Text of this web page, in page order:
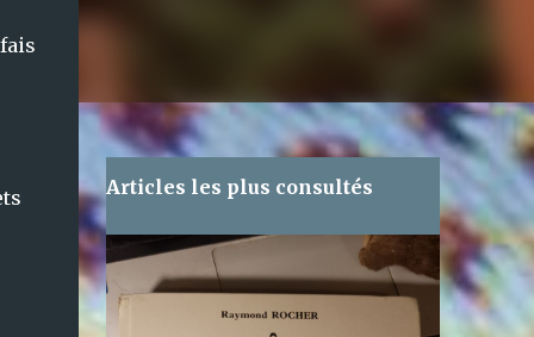
Articles les plus consultés